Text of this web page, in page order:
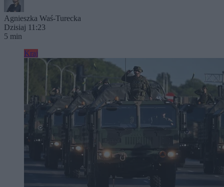
Agnieszka Waś-Turecka
Dzisiaj 11:23
5 min
Kraj